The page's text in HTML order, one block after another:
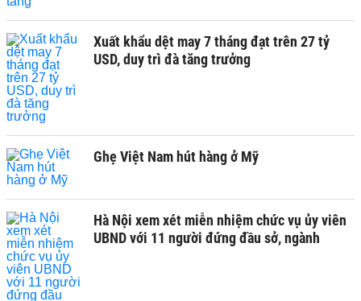
Xuất khẩu dệt may 7 tháng đạt trên 27 tỷ
USD, duy trì đà tăng trưởng
Ghẹ Việt Nam hút hàng ở Mỹ
Hà Nội xem xét miễn nhiệm chức vụ ủy viên
UBND với 11 người đứng đầu sở, ngành